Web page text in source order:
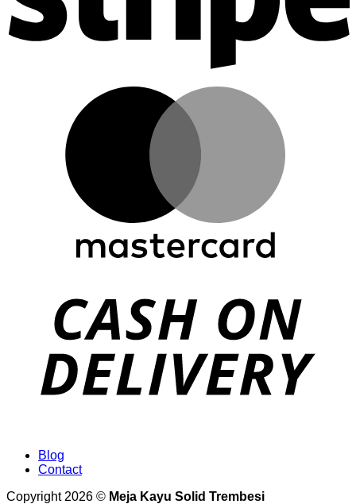
Blog
Contact
Copyright 2026 © Meja Kayu Solid Trembesi